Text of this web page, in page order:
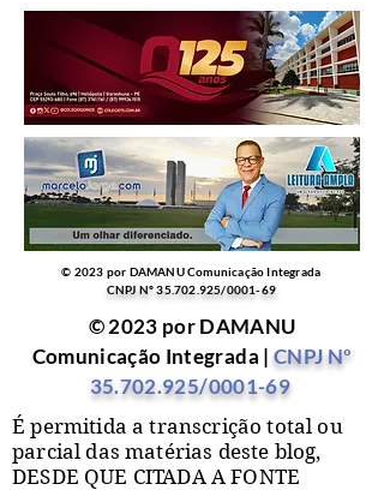
© 2023 por DAMANU Comunicação Integrada
CNPJ Nº35.702.925/0001-69
© 2023 por DAMANU
Comunicação Integrada | CNPJ Nº
35.702.925/0001-69
É permitida a transcrição total ou
parcial das matérias deste blog,
DESDE QUE CITADA A FONTE